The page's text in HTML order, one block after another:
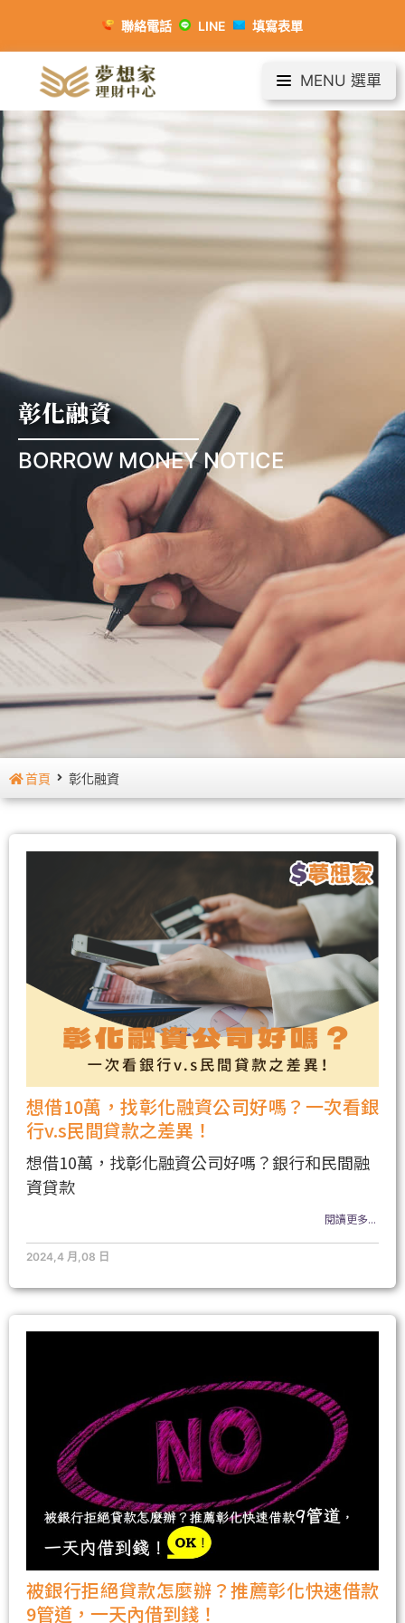
聯絡電話 LINE 填寫表單
MENU 選單
彰化融資
BORROW MONEY NOTICE
首頁 彰化融資
想借10萬，找彰化融資公司好嗎？一次看銀
行v.s民間貸款之差異！
想借10萬，找彰化融資公司好嗎？銀行和民間融
資貸款
閱讀更多...
2024,4 月,08 日
被銀行拒絕貸款怎麼辦？推薦彰化快速借款
9管道，一天內借到錢！